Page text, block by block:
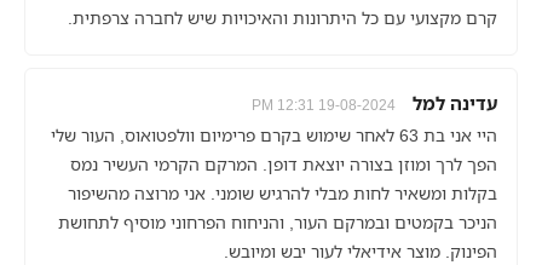
קרם מקצועי עם כל היתרונות והאיכויות שיש לחברה צרפתית.
עדינה למל 19-08-2024 12:31 PM
היי אני בת 63 לאחר שימוש בקרם פרימיום וולפטואוס, העור שלי
הפך לרך ומוזן בצורה יוצאת דופן. המרקם הקרמי העשיר נמס
בקלות ומשאיר לחות מבלי להרגיש שומני. אני מרוצה מהשיפור
הניכר בקמטים ובמרקם העור, והניחוח הפרחוני מוסיף לתחושת
הפינוק. מוצר אידיאלי לעור יבש ומיובש.